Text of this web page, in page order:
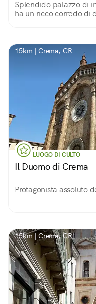
Splendido palazzo di
ha un ricco corredo di
15km | Crema, CR
LUOGO DI CULTO
Il Duomo di Crema
Protagonista assoluto
15km | Crema, CR